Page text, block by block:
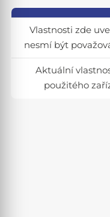
Vlastnosti zde
nesmí být
Aktuální
použitého